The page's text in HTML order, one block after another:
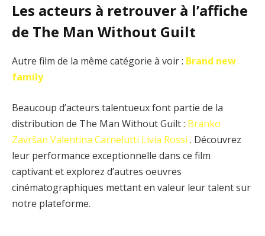
Les acteurs à retrouver à l’affiche
de The Man Without Guilt
Autre film de la même catégorie à voir : Brand new
family
Beaucoup d’acteurs talentueux font partie de la
distribution de The Man Without Guilt : Branko
Završan Valentina Carnelutti Livia Rossi . Découvrez
leur performance exceptionnelle dans ce film
captivant et explorez d’autres oeuvres
cinématographiques mettant en valeur leur talent sur
notre plateforme.